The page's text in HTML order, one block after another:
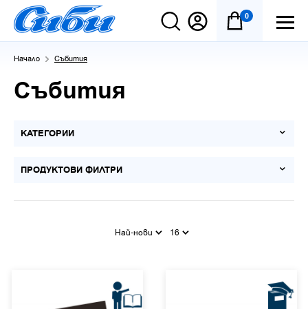
0
Начало Събития
Събития
КАТЕГОРИИ
ПРОДУКТОВИ ФИЛТРИ
Най-нови 16